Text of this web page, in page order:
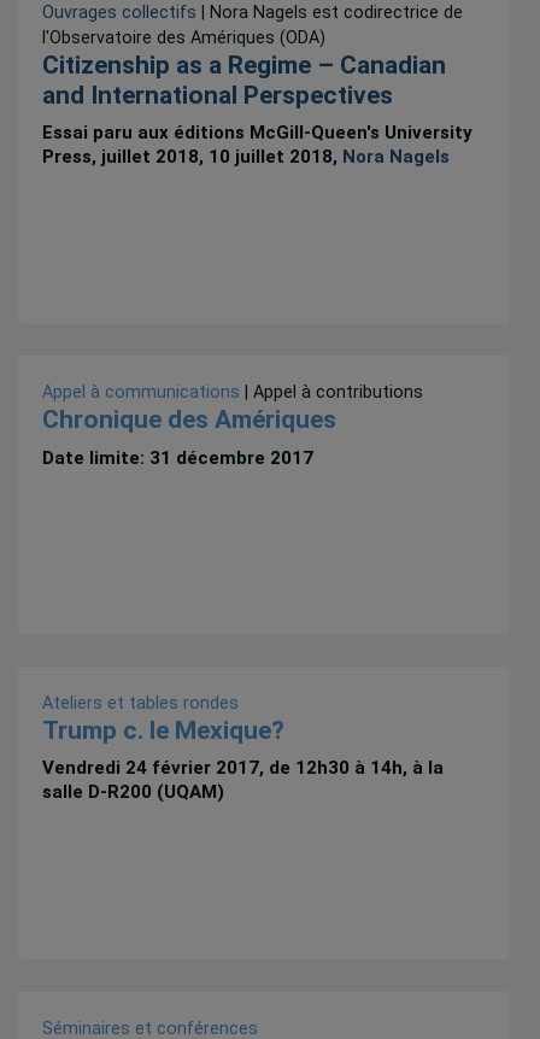
Ouvrages collectifs | Nora Nagels est codirectrice de
l'Observatoire des Amériques (ODA)
Citizenship as a Regime – Canadian
and International Perspectives
Essai paru aux éditions McGill-Queen's University
Press, juillet 2018, 10 juillet 2018, Nora Nagels
Appel à communications | Appel à contributions
Chronique des Amériques
Date limite: 31 décembre 2017
Ateliers et tables rondes
Trump c. le Mexique?
Vendredi 24 février 2017, de 12h30 à 14h, à la
salle D-R200 (UQAM)
Séminaires et conférences